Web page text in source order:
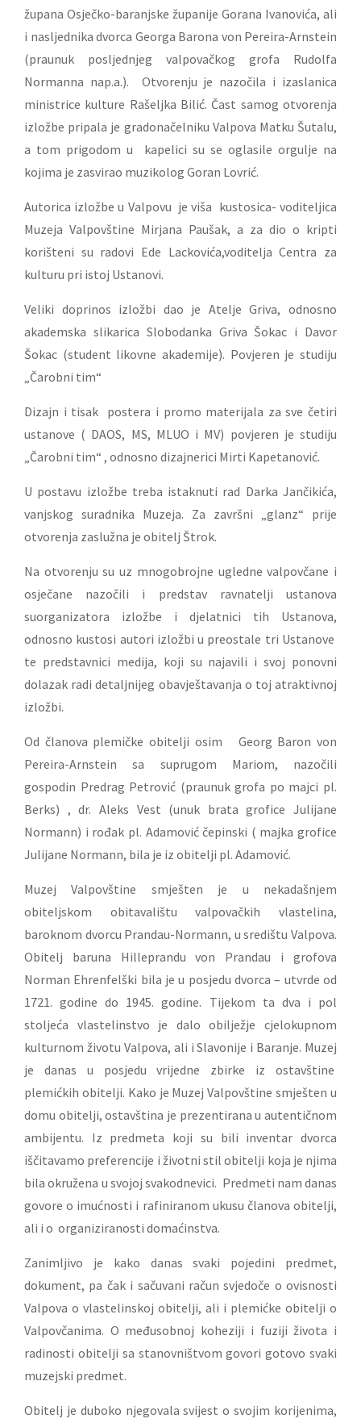
župana Osječko-baranjske županije Gorana Ivanovića, ali
i nasljednika dvorca Georga Barona von Pereira-Arnstein
(praunuk posljednjeg valpovačkog grofa Rudolfa
Normanna nap.a.). Otvorenju je nazočila i izaslanica
ministrice kulture Rašeljka Bilić. Čast samog otvorenja
izložbe pripala je gradonačelniku Valpova Matku Šutalu,
a tom prigodom u kapelici su se oglasile orgulje na
kojima je zasvirao muzikolog Goran Lovrić.
Autorica izložbe u Valpovu je viša kustosica- voditeljica
Muzeja Valpovštine Mirjana Paušak, a za dio o kripti
korišteni su radovi Ede Lackovića,voditelja Centra za
kulturu pri istoj Ustanovi.
Veliki doprinos izložbi dao je Atelje Griva, odnosno
akademska slikarica Slobodanka Griva Šokac i Davor
Šokac (student likovne akademije). Povjeren je studiju
„Čarobni tim“
Dizajn i tisak postera i promo materijala za sve četiri
ustanove ( DAOS, MS, MLUO i MV) povjeren je studiju
„Čarobni tim“ , odnosno dizajnerici Mirti Kapetanović.
U postavu izložbe treba istaknuti rad Darka Jančikića,
vanjskog suradnika Muzeja. Za završni „glanz“ prije
otvorenja zaslužna je obitelj Štrok.
Na otvorenju su uz mnogobrojne ugledne valpovčane i
osječane nazočili i predstav ravnatelji ustanova
suorganizatora izložbe i djelatnici tih Ustanova,
odnosno kustosi autori izložbi u preostale tri Ustanove
te predstavnici medija, koji su najavili i svoj ponovni
dolazak radi detaljnijeg obavještavanja o toj atraktivnoj
izložbi.
Od članova plemičke obitelji osim Georg Baron von
Pereira-Arnstein sa suprugom Mariom, nazočili
gospodin Predrag Petrović (praunuk grofa po majci pl.
Berks) , dr. Aleks Vest (unuk brata grofice Julijane
Normann) i rođak pl. Adamović čepinski ( majka grofice
Julijane Normann, bila je iz obitelji pl. Adamović.
Muzej Valpovštine smješten je u nekadašnjem
obiteljskom obitavalištu valpovačkih vlastelina,
baroknom dvorcu Prandau-Normann, u središtu Valpova.
Obitelj baruna Hilleprandu von Prandau i grofova
Norman Ehrenfelški bila je u posjedu dvorca – utvrde od
1721. godine do 1945. godine. Tijekom ta dva i pol
stoljeća vlastelinstvo je dalo obilježje cjelokupnom
kulturnom životu Valpova, ali i Slavonije i Baranje. Muzej
je danas u posjedu vrijedne zbirke iz ostavštine
plemićkih obitelji. Kako je Muzej Valpovštine smješten u
domu obitelji, ostavština je prezentirana u autentičnom
ambijentu. Iz predmeta koji su bili inventar dvorca
iščitavamo preferencije i životni stil obitelji koja je njima
bila okružena u svojoj svakodnevici. Predmeti nam danas
govore o imućnosti i rafiniranom ukusu članova obitelji,
ali i o organiziranosti domaćinstva.
Zanimljivo je kako danas svaki pojedini predmet,
dokument, pa čak i sačuvani račun svjedoče o ovisnosti
Valpova o vlastelinskoj obitelji, ali i plemićke obitelji o
Valpovčanima. O međusobnoj koheziji i fuziji života i
radinosti obitelji sa stanovništvom govori gotovo svaki
muzejski predmet.
Obitelj je duboko njegovala svijest o svojim korijenima,